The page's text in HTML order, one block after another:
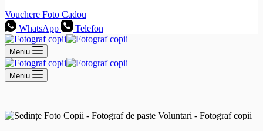
Vouchere Foto Cadou
WhatsApp
Telefon
Meniu
Meniu